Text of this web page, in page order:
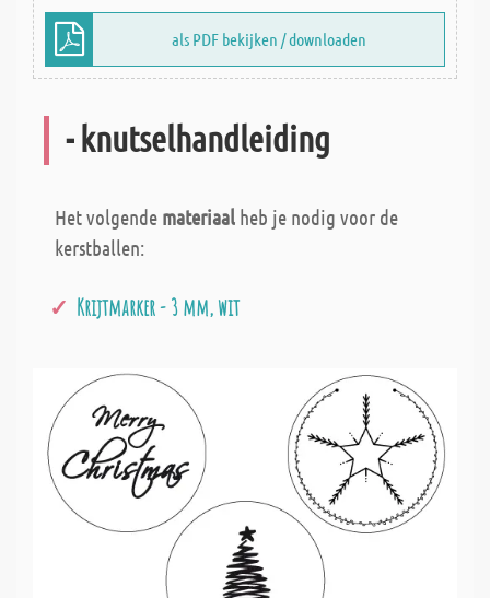
als PDF bekijken / downloaden
- knutselhandleiding
Het volgende materiaal heb je nodig voor de
kerstballen:
Krijtmarker - 3 mm, wit